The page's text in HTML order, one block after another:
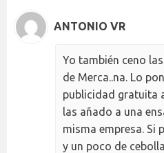
ANTONIO VR
Yo también ceno
de Merca..na. Lo
publicidad gratuita
las añado a una
misma empresa. Si
y un poco de